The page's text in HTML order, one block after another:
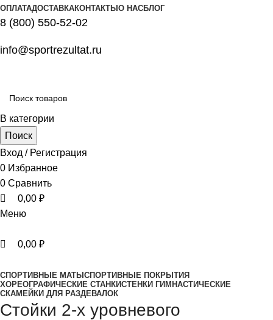
ОПЛАТАДОСТАВКАКОНТАКТЫ О НАСБЛОГ
8 (800) 550-52-02
info@sportrezultat.ru
В категории
Поиск
Вход / Регистрация
0 Избранное
0 Сравнить
0,00 ₽
Меню
0,00 ₽
СПОРТИВНЫЕ МАТЫ СПОРТИВНЫЕ ПОКРЫТИЯ
ХОРЕОГРАФИЧЕСКИЕ СТАНКИСТЕНКИ ГИМНАСТИЧЕСКИЕ
СКАМЕЙКИ ДЛЯ РАЗДЕВАЛОК
Стойки 2-х уровневого